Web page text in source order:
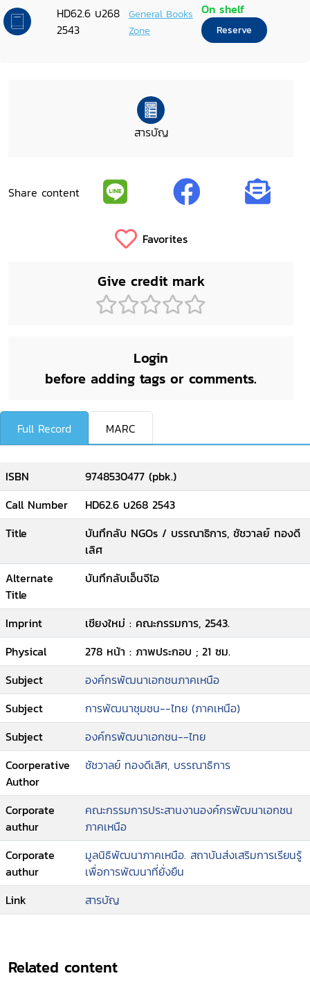
HD62.6 บ268
2543
General Books
Zone
On shelf
Reserve
สารบัญ
Share content
Favorites
Give credit mark
Login
before adding tags or comments.
Full Record MARC
ISBN
9748530477 (pbk.)
Call Number
HD62.6 บ268 2543
Title
บันทึกลับ NGOs / บรรณาธิการ, ชัชวาลย์ ทองดี
เลิศ
Alternate
Title
บันทึกลับเอ็นจีโอ
Imprint
เชียงใหม่ : คณะกรรมการ, 2543.
Physical
278 หน้า : ภาพประกอบ ; 21 ซม.
Subject
องค์กรพัฒนาเอกชนภาคเหนือ
Subject
การพัฒนาชุมชน--ไทย (ภาคเหนือ)
Subject
องค์กรพัฒนาเอกชน--ไทย
Coorperative
Author
ชัชวาลย์ ทองดีเลิศ, บรรณาธิการ
Corporate
authur
คณะกรรมการประสานงานองค์กรพัฒนาเอกชน
ภาคเหนือ
Corporate
authur
มูลนิธิพัฒนาภาคเหนือ. สถาบันส่งเสริมการเรียนรู้
เพื่อการพัฒนาที่ยั่งยืน
Link
สารบัญ
Related content